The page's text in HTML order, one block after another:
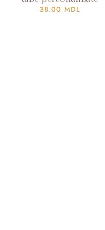
38.00 MDL